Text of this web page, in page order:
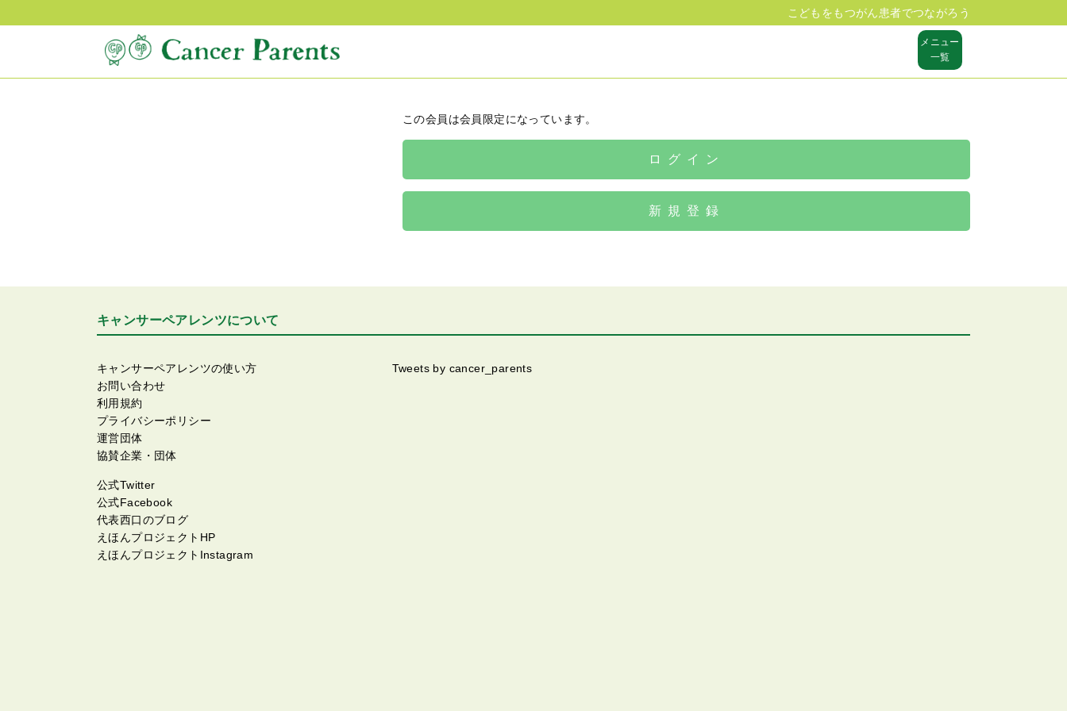
こどもをもつがん患者でつながろう
メニュー
一覧
この会員は会員限定になっています。
ログイン
新規登録
キャンサーペアレンツについて
キャンサーペアレンツの使い方
お問い合わせ
利用規約
プライバシーポリシー
運営団体
協賛企業・団体
公式Twitter
公式Facebook
代表西口のブログ
えほんプロジェクトHP
えほんプロジェクトInstagram
Tweets by cancer_parents